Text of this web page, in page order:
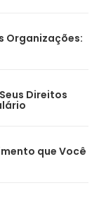
Organizações:
Direitos
que Você